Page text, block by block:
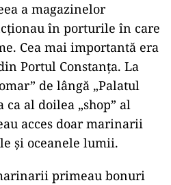
a magazinelor
în porturile în care
Cea mai importantă era
Portul Constanța. La
de lângă „Palatul
al doilea „shop” al
acces doar marinarii
și oceanele lumii.
primeau bonuri